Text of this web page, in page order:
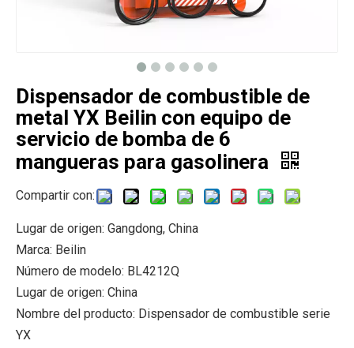
Dispensador de combustible de
metal YX Beilin con equipo de
servicio de bomba de 6
mangueras para gasolinera
Compartir con:
Lugar de origen: Gangdong, China
Marca: Beilin
Número de modelo: BL4212Q
Lugar de origen: China
Nombre del producto: Dispensador de combustible serie
YX